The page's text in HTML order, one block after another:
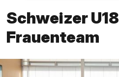
Schweizer
Frauenteam